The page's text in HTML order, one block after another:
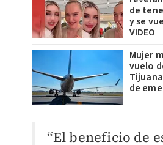
de
y se
VIDEO
Mujer
vuelo
de
“El beneficio de